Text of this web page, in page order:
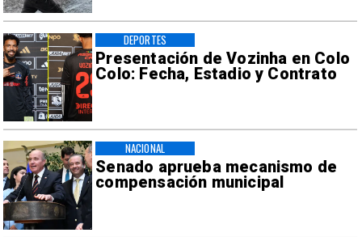
Presentación de Vozinha en Colo
Colo: Fecha, Estadio y Contrato
DEPORTES
Senado aprueba mecanismo de
compensación municipal
NACIONAL